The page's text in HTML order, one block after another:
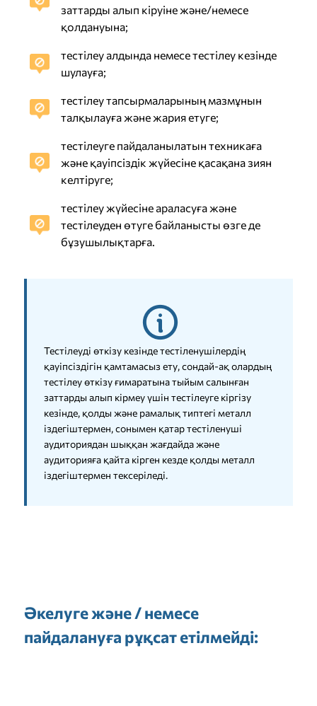
заттарды алып кіруіне және/немесе
қолдануына;
тестілеу алдында немесе тестілеу кезінде
шулауға;
тестілеу тапсырмаларының мазмұнын
талқылауға және жария етуге;
тестілеуге пайдаланылатын техникаға
және қауіпсіздік жүйесіне қасақана зиян
келтіруге;
тестілеу жүйесіне араласуға және
тестілеуден өтуге байланысты өзге де
бұзушылықтарға.
Тестілеуді өткізу кезінде тестіленушілердің
қауіпсіздігін қамтамасыз ету, сондай-ақ олардың
тестілеу өткізу ғимаратына тыйым салынған
заттарды алып кірмеу үшін тестілеуге кіргізу
кезінде, қолды және рамалық типтегі металл
іздегіштермен, сонымен қатар тестіленуші
аудиториядан шыққан жағдайда және
аудиторияға қайта кірген кезде қолды металл
іздегіштермен тексеріледі.
Әкелуге және / немесе
пайдалануға рұқсат етілмейді: